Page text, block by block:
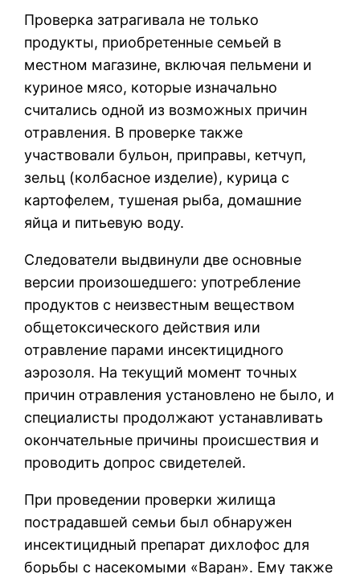
Проверка затрагивала не только
продукты, приобретенные семьей в
местном магазине, включая пельмени и
куриное мясо, которые изначально
считались одной из возможных причин
отравления. В проверке также
участвовали бульон, приправы, кетчуп,
зельц (колбасное изделие), курица с
картофелем, тушеная рыба, домашние
яйца и питьевую воду.
Следователи выдвинули две основные
версии произошедшего: употребление
продуктов с неизвестным веществом
общетоксического действия или
отравление парами инсектицидного
аэрозоля. На текущий момент точных
причин отравления установлено не было, и
специалисты продолжают устанавливать
окончательные причины происшествия и
проводить допрос свидетелей.
При проведении проверки жилища
пострадавшей семьи был обнаружен
инсектицидный препарат дихлофос для
борьбы с насекомыми «Варан». Ему также